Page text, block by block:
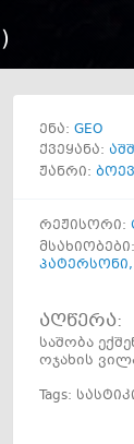
)
ენა: GEO
ქვეყანა: აშშ
ჟანრი:
რეჟისორი:
მსახიობები:
პატერსონი,
აღწერა:
საშობა
ოჯახის
Tags: